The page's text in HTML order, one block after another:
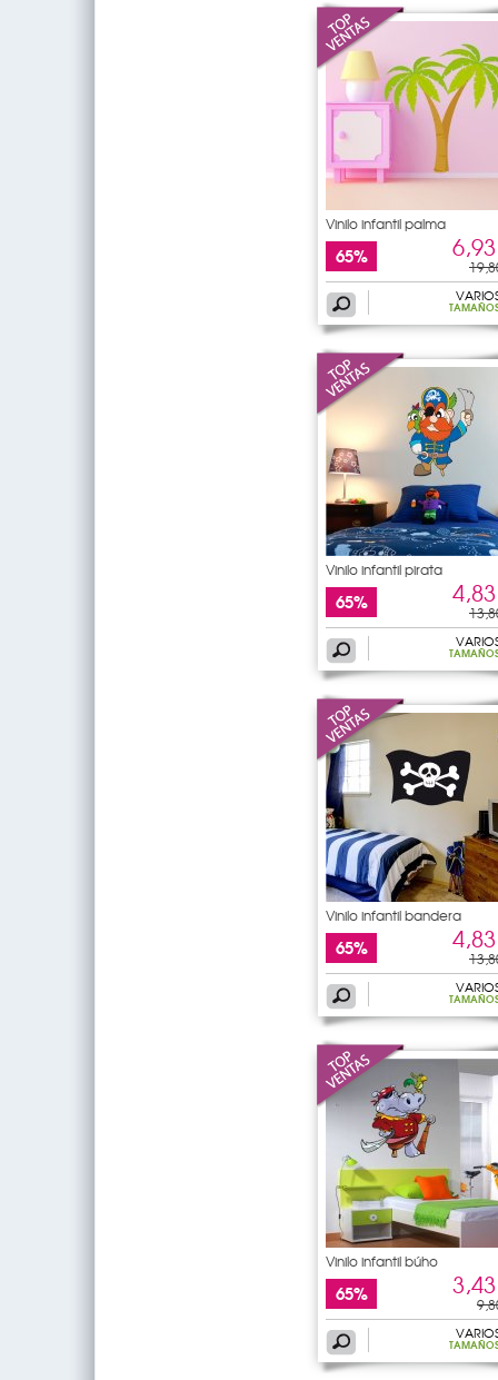
Vinilo infantil palma
65%
Vinilo infantil pirata
65%
Vinilo infantil bandera
65%
Vinilo infantil búho
65%